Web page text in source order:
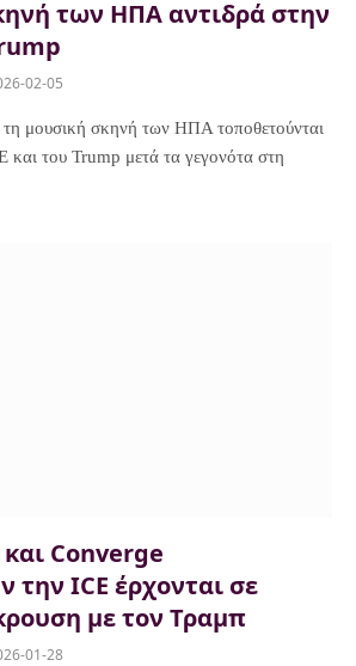
των ΗΠΑ αντιδρά στην
02-05
τη μουσική σκηνή των ΗΠΑ τοποθετούνται
και του Trump μετά τα γεγονότα στη
Converge
την ICE έρχονται σε
με τον Τραμπ
01-28